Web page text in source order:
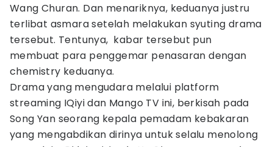
Wang Churan. Dan menariknya, keduanya justru
terlibat asmara setelah melakukan syuting drama
tersebut. Tentunya, kabar tersebut pun
membuat para penggemar penasaran dengan
chemistry keduanya.
Drama yang mengudara melalui platform
streaming IQiyi dan Mango TV ini, berkisah pada
Song Yan seorang kepala pemadam kebakaran
yang mengabdikan dirinya untuk selalu menolong